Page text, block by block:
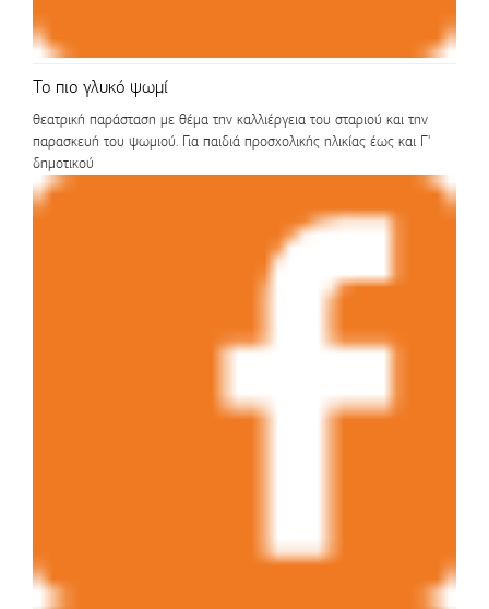
Το πιο γλυκό ψωμί
θεατρική παράσταση με θέμα την καλλιέργεια του σταριού και την
παρασκευή του ψωμιού. Για παιδιά προσχολικής ηλικίας έως και Γ'
δημοτικού